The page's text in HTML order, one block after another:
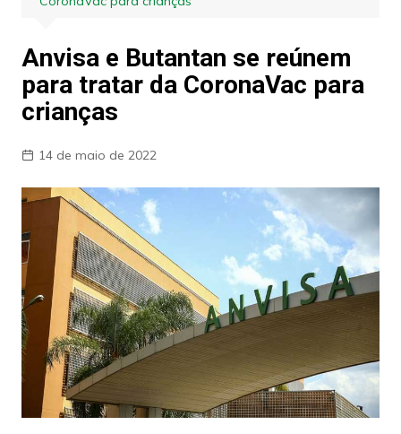
Anvisa e Butantan se reúnem
para tratar da CoronaVac para
crianças
14 de maio de 2022